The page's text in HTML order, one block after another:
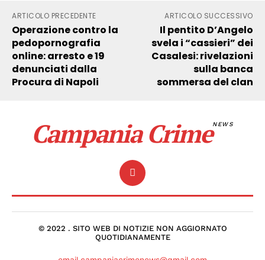
ARTICOLO PRECEDENTE
Operazione contro la
pedopornografia
online: arresto e 19
denunciati dalla
Procura di Napoli
ARTICOLO SUCCESSIVO
Il pentito D’Angelo
svela i “cassieri” dei
Casalesi: rivelazioni
sulla banca
sommersa del clan
Campania CrimeNEWS
© 2022 . SITO WEB DI NOTIZIE NON AGGIORNATO
QUOTIDIANAMENTE